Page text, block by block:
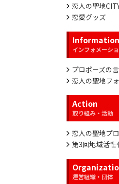
恋人の聖地
恋愛グッズ
Information
プロポーズの
恋人の聖地フ
Action
恋人の聖地プ
第3回地域活性